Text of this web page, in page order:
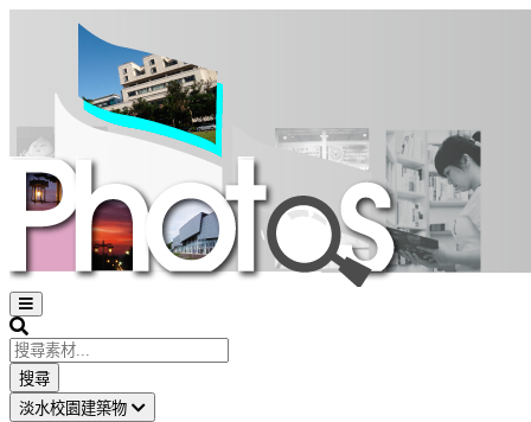
Open
sidebar
Search
搜尋
淡水校園建築物